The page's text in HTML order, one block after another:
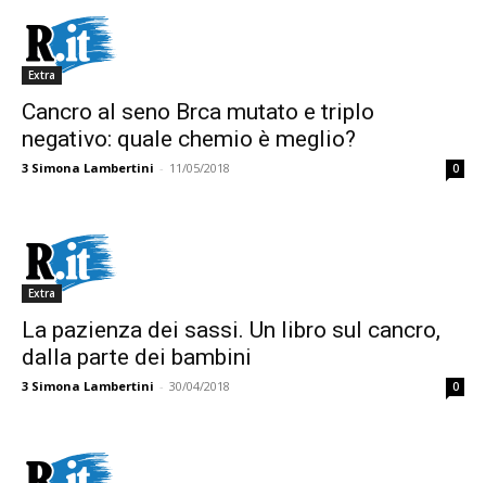
Extra
Cancro al seno Brca mutato e triplo
negativo: quale chemio è meglio?
3 Simona Lambertini - 11/05/2018 0
Extra
La pazienza dei sassi. Un libro sul cancro,
dalla parte dei bambini
3 Simona Lambertini - 30/04/2018 0